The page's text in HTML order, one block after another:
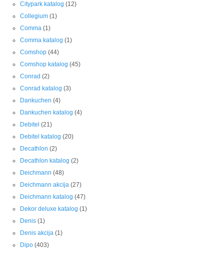
Citypark katalog (12)
Collegium (1)
Comma (1)
Comma katalog (1)
Comshop (44)
Comshop katalog (45)
Conrad (2)
Conrad katalog (3)
Dankuchen (4)
Dankuchen katalog (4)
Debitel (21)
Debitel katalog (20)
Decathlon (2)
Decathlon katalog (2)
Deichmann (48)
Deichmann akcija (27)
Deichmann katalog (47)
Dekor deluxe katalog (1)
Denis (1)
Denis akcija (1)
Dipo (403)